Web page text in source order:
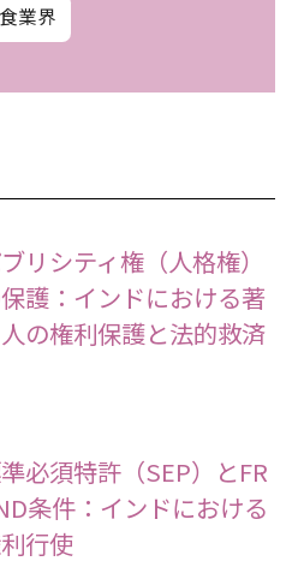
業界
リシティ権（人格権）
護：インドにおける著
の権利保護と法的救済
必須特許（SEP）とFR
条件：インドにおける
行使